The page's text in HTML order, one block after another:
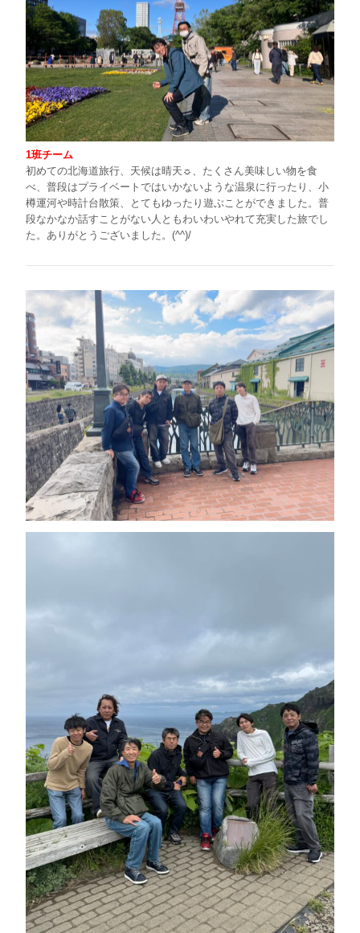
1班チーム
初めての北海道旅行、天候は晴天☼、たくさん美味しい物を食
べ、普段はプライベートではいかないような温泉に行ったり、小
樽運河や時計台散策、とてもゆったり遊ぶことができました。普
段なかなか話すことがない人ともわいわいやれて充実した旅でし
た。ありがとうございました。(^^)/